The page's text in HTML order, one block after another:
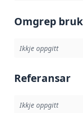
Omgrep
Ikkje oppgitt
Referansar
Ikkje oppgitt